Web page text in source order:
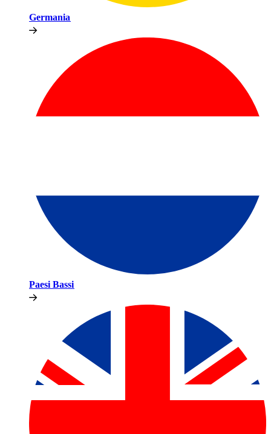
Germania​​
Paesi Bassi​​